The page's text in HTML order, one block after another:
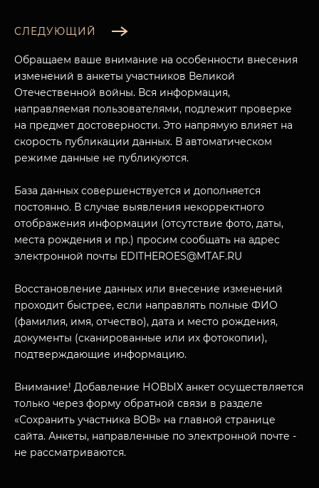
МУЗЕЙНЫЙ КОМПЛЕКС
ПОСЕТИТЕЛЯМ
О НАС
НАЗАД
СЛЕДУЮЩИЙ
Обращаем ваше внимание на особенности внесения
изменений в анкеты участников Великой
Отечественной войны. Вся информация,
направляемая пользователями, подлежит проверке
на предмет достоверности. Это напрямую влияет на
скорость публикации данных. В автоматическом
режиме данные не публикуются.
База данных совершенствуется и дополняется
постоянно. В случае выявления некорректного
отображения информации (отсутствие фото, даты,
места рождения и пр.) просим сообщать на адрес
электронной почты EDITHEROES@MTAF.RU
Восстановление данных или внесение изменений
проходит быстрее, если направлять полные ФИО
(фамилия, имя, отчество), дата и место рождения,
документы (сканированные или их фотокопии),
подтверждающие информацию.
Внимание! Добавление НОВЫХ анкет осуществляется
только через форму обратной связи в разделе
«Сохранить участника ВОВ» на главной странице
сайта. Анкеты, направленные по электронной почте -
не рассматриваются.